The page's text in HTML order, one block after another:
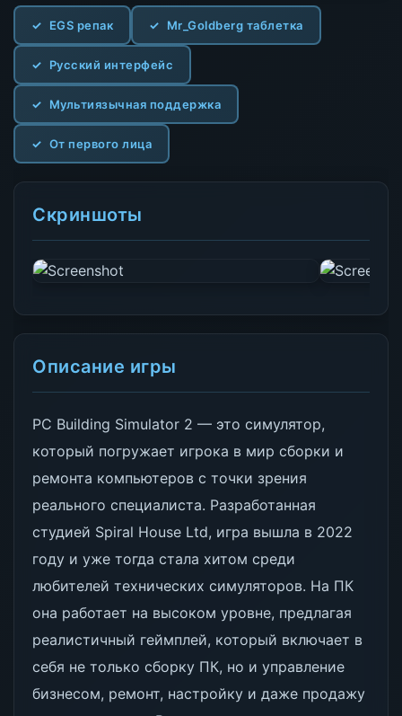
EGS репак Mr_Goldberg таблетка
Русский интерфейс
Мультиязычная поддержка
От первого лица
Скриншоты
Описание игры
PC Building Simulator 2 — это симулятор,
который погружает игрока в мир сборки и
ремонта компьютеров с точки зрения
реального специалиста. Разработанная
студией Spiral House Ltd, игра вышла в 2022
году и уже тогда стала хитом среди
любителей технических симуляторов. На ПК
она работает на высоком уровне, предлагая
реалистичный геймплей, который включает в
себя не только сборку ПК, но и управление
бизнесом, ремонт, настройку и даже продажу